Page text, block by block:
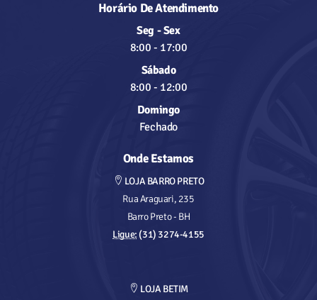
Horário De Atendimento
Seg - Sex
8:00 - 17:00
Sábado
8:00 - 12:00
Domingo
Fechado
Onde Estamos
LOJA BARRO PRETO
Rua Araguari, 235
Barro Preto - BH
Ligue:(31) 3274-4155
LOJA BETIM